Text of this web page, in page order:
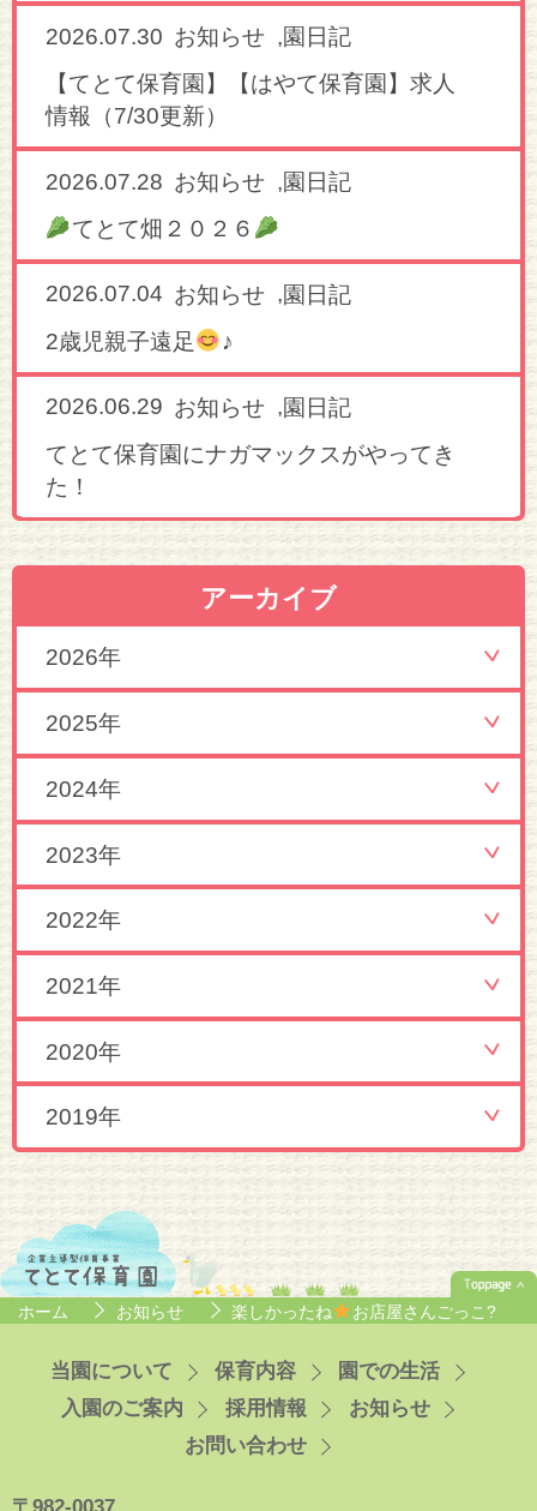
2026.07.30 お知らせ ,園日記
【てとて保育園】【はやて保育園】求人
情報（7/30更新）
2026.07.28 お知らせ ,園日記
てとて畑２０２６
2026.07.04 お知らせ ,園日記
2歳児親子遠足
♪
2026.06.29 お知らせ ,園日記
てとて保育園にナガマックスがやってき
た！
アーカイブ
2026年
2025年
2024年
2023年
2022年
2021年
2020年
2019年
ホーム お知らせ 楽しかったね お店屋さんごっこ?
当園について 保育内容
園での生活
入園のご案内
採用情報
お知らせ
お問い合わせ